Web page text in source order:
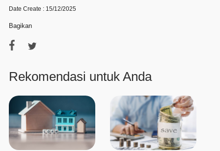
Date Create : 15/12/2025
Bagikan
Rekomendasi untuk Anda